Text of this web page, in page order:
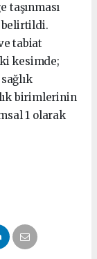
taşınması
belirtildi.
tabiat
kesimde;
birimlerinin
1 olarak